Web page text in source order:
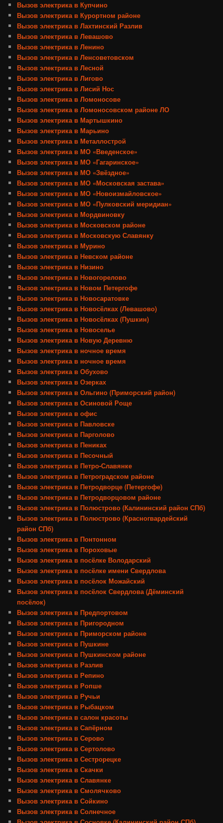
Вызов электрика в Купчино
Вызов электрика в Курортном районе
Вызов электрика в Лахтинский Разлив
Вызов электрика в Левашово
Вызов электрика в Ленино
Вызов электрика в Ленсоветовском
Вызов электрика в Лесной
Вызов электрика в Лигово
Вызов электрика в Лисий Нос
Вызов электрика в Ломоносове
Вызов электрика в Ломоносовском районе ЛО
Вызов электрика в Мартышкино
Вызов электрика в Марьино
Вызов электрика в Металлострой
Вызов электрика в МО «Введенское»
Вызов электрика в МО «Гагаринское»
Вызов электрика в МО «Звёздное»
Вызов электрика в МО «Московская застава»
Вызов электрика в МО «Новоизмайловское»
Вызов электрика в МО «Пулковский меридиан»
Вызов электрика в Мордвиновку
Вызов электрика в Московском районе
Вызов электрика в Московскую Славянку
Вызов электрика в Мурино
Вызов электрика в Невском районе
Вызов электрика в Низино
Вызов электрика в Новогорелово
Вызов электрика в Новом Петергофе
Вызов электрика в Новосаратовке
Вызов электрика в Новосёлках (Левашово)
Вызов электрика в Новосёлках (Пушкин)
Вызов электрика в Новоселье
Вызов электрика в Новую Деревню
Вызов электрика в ночное время
Вызов электрика в ночное время
Вызов электрика в Обухово
Вызов электрика в Озерках
Вызов электрика в Ольгино (Приморский район)
Вызов электрика в Осиновой Роще
Вызов электрика в офис
Вызов электрика в Павловске
Вызов электрика в Парголово
Вызов электрика в Пениках
Вызов электрика в Песочный
Вызов электрика в Петро-Славянке
Вызов электрика в Петроградском районе
Вызов электрика в Петродворце (Петергофе)
Вызов электрика в Петродворцовом районе
Вызов электрика в Полюстрово (Калининский район СПб)
Вызов электрика в Полюстрово (Красногвардейский
район СПб)
Вызов электрика в Понтонном
Вызов электрика в Пороховые
Вызов электрика в посёлке Володарский
Вызов электрика в посёлке имени Свердлова
Вызов электрика в посёлок Можайский
Вызов электрика в посёлок Свердлова (Дёминский
посёлок)
Вызов электрика в Предпортовом
Вызов электрика в Пригородном
Вызов электрика в Приморском районе
Вызов электрика в Пушкине
Вызов электрика в Пушкинском районе
Вызов электрика в Разлив
Вызов электрика в Репино
Вызов электрика в Ропше
Вызов электрика в Ручьи
Вызов электрика в Рыбацком
Вызов электрика в салон красоты
Вызов электрика в Сапёрном
Вызов электрика в Серово
Вызов электрика в Сертолово
Вызов электрика в Сестрорецке
Вызов электрика в Скачки
Вызов электрика в Славянке
Вызов электрика в Смолячково
Вызов электрика в Сойкино
Вызов электрика в Солнечное